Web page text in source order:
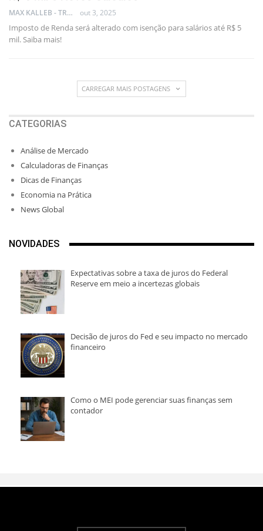
MAX KALLEB - TRADER out 3, 2025
Imposto de Renda será alterado com isenção para salários até R$ 5
mil. Saiba mais!
CARREGAR MAIS POSTAGENS
CATEGORIAS
Análise de Mercado
Calculadoras de Finanças
Dicas de Finanças
Economia na Prática
News Global
NOVIDADES
Expectativas sobre a taxa de juros do Federal
Reserve em meio a incertezas globais
Decisão de juros do Fed e seu impacto no mercado
financeiro
Como o MEI pode gerenciar suas finanças sem
contador